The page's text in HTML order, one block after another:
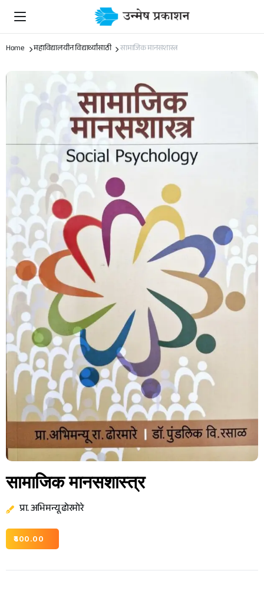
Home महाविद्यालयीन विद्यार्थ्यांसाठी सामाजिक मानसशास्त्र
सामाजिक मानसशास्त्र
प्रा. अभिमन्यू ढोरमोरे
400.00